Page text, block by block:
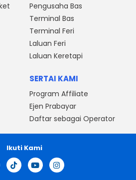
Pengusaha Bas
Terminal Bas
Terminal Feri
Laluan Feri
Laluan Keretapi
SERTAI KAMI
Program Affiliate
Ejen Prabayar
Daftar sebagai Operator
Ikuti Kami